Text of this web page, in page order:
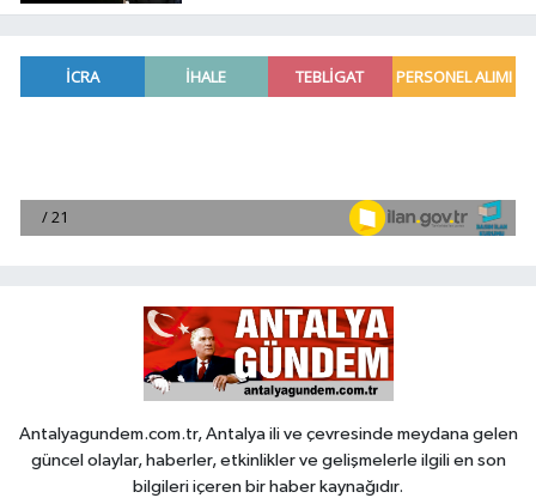
gelişme
Antalyagundem.com.tr, Antalya ili ve çevresinde meydana gelen
güncel olaylar, haberler, etkinlikler ve gelişmelerle ilgili en son
bilgileri içeren bir haber kaynağıdır.